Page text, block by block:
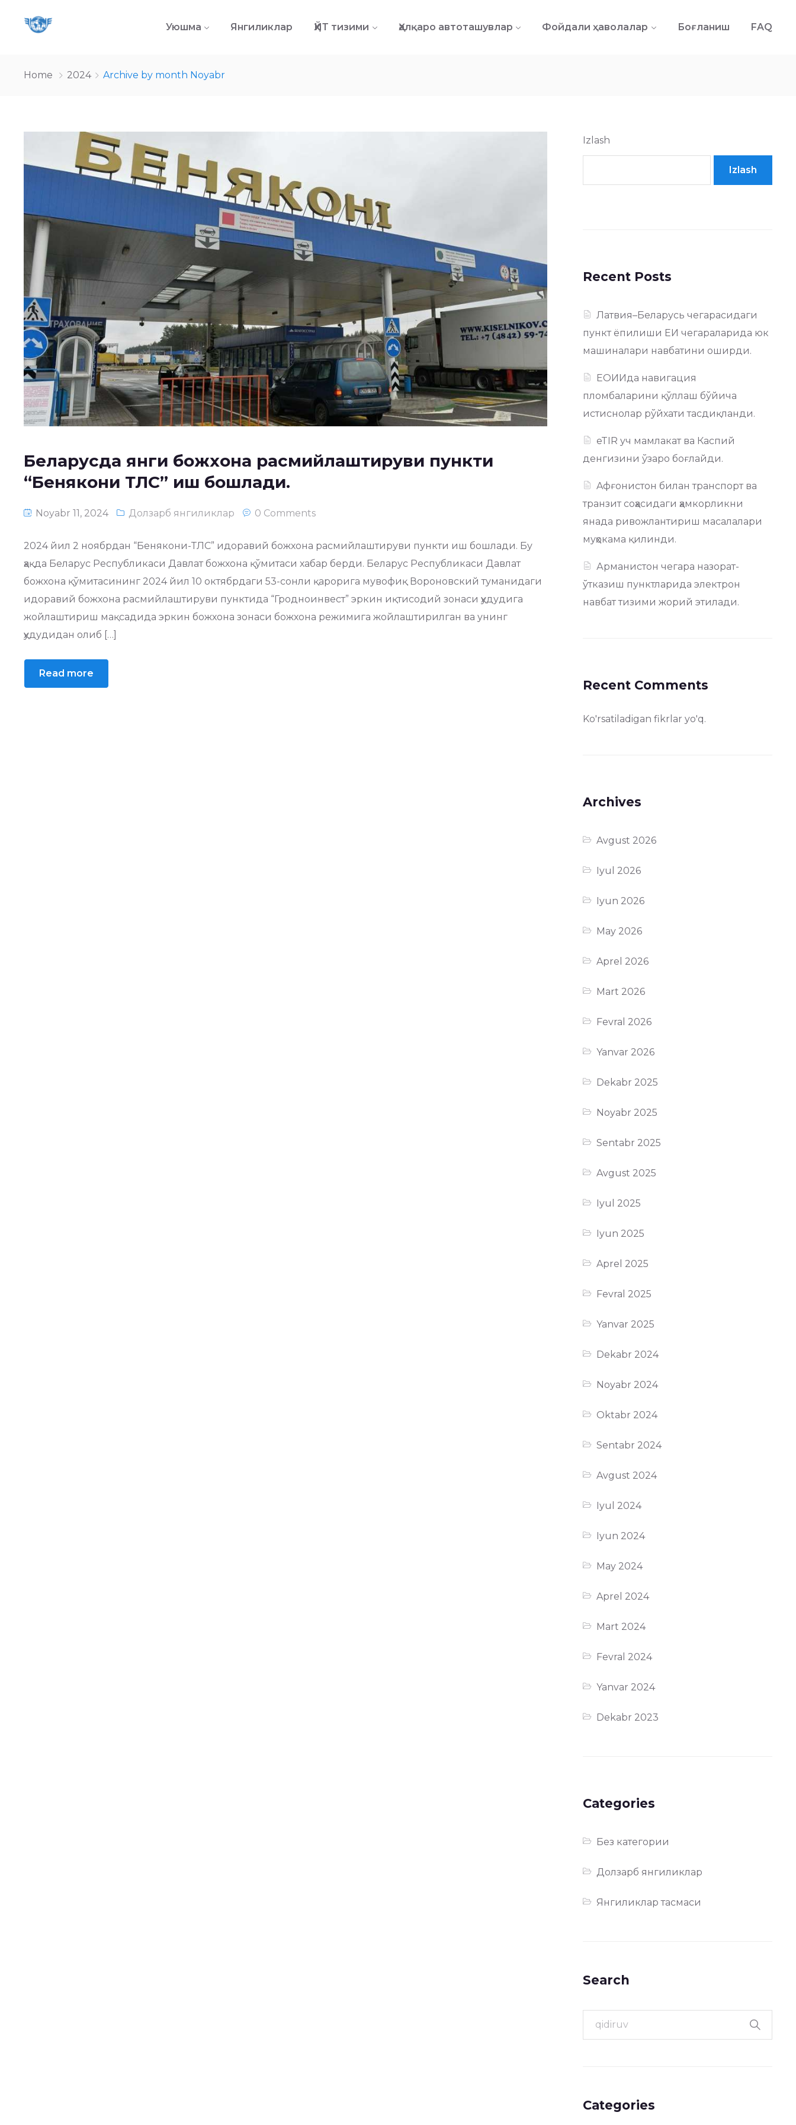
Уюшма Янгиликлар ҲЙТ тизими Ҳалқаро автоташувлар Фойдали ҳаволалар Боғланиш FAQ
Home 2024 Archive by month Noyabr
Беларусда янги божхона расмийлаштируви пункти
“Бенякони ТЛC” иш бошлади.
Noyabr 11, 2024 Долзарб янгиликлар 0 Comments
2024 йил 2 ноябрдан “Бенякони-ТЛC” идоравий божхона расмийлаштируви пункти иш бошлади. Бу
ҳақда Беларус Республикаси Давлат божхона қўмитаси хабар берди. Беларус Республикаси Давлат
божхона қўмитасининг 2024 йил 10 октябрдаги 53-сонли қарорига мувофиқ Вороновский туманидаги
идоравий божхона расмийлаштируви пунктида “Гродноинвест” эркин иқтисодий зонаси ҳудудига
жойлаштириш мақсадида эркин божхона зонаси божхона режимига жойлаштирилган ва унинг
ҳудудидан олиб […]
Read more
Izlash
Izlash
Recent Posts
Латвия–Беларусь чегарасидаги
пункт ёпилиши ЕИ чегараларида юк
машиналари навбатини оширди.
ЕОИИда навигация
пломбаларини қўллаш бўйича
истиснолар рўйхати тасдиқланди.
eTIR уч мамлакат ва Каспий
денгизини ўзаро боғлайди.
Aфғонистон билан транспорт ва
транзит соҳасидаги ҳамкорликни
янада ривожлантириш масалалари
муҳокама қилинди.
Арманистон чегара назорат-
ўтказиш пунктларида электрон
навбат тизими жорий этилади.
Recent Comments
Ko'rsatiladigan fikrlar yo'q.
Archives
Avgust 2026
Iyul 2026
Iyun 2026
May 2026
Aprel 2026
Mart 2026
Fevral 2026
Yanvar 2026
Dekabr 2025
Noyabr 2025
Sentabr 2025
Avgust 2025
Iyul 2025
Iyun 2025
Aprel 2025
Fevral 2025
Yanvar 2025
Dekabr 2024
Noyabr 2024
Oktabr 2024
Sentabr 2024
Avgust 2024
Iyul 2024
Iyun 2024
May 2024
Aprel 2024
Mart 2024
Fevral 2024
Yanvar 2024
Dekabr 2023
Categories
Без категории
Долзарб янгиликлар
Янгиликлар тасмаси
Search
Categories